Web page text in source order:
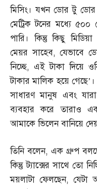
মিসিং। যখন ডোর টু
মেট্রিক টনের মধ্যে
পারি। কিন্তু কিছু
মেয়র সাহেব,যেভাবে
নিচ্ছে, এই টাকা দিয়ে
টাকার মালিক হয়ে
সাধারণ মানুষ এবং যারা
ব্যবহার করে তারাও
আমাকে ভিলেন বানিয়ে
তিনি বলেন,এক গ্রুপ বলছে
কিন্তু ট্যাক্সের সাথে তো
ময়লাটা ফেলছেন,যেটা